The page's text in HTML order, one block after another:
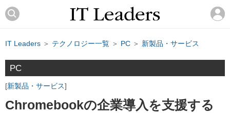
IT Leaders ＞ テクノロジー一覧 ＞ PC ＞ 新製品・サービス
PC
新製品・サービス
Chromebookの企業導入を支援する